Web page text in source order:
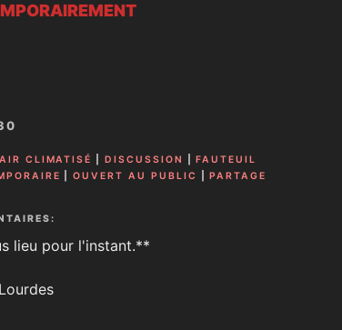
AIR CLIMATISÉ |DISCUSSION |FAUTEUIL
|OUVERT AU PUBLIC |PARTAGE
lieu pour l'instant.**